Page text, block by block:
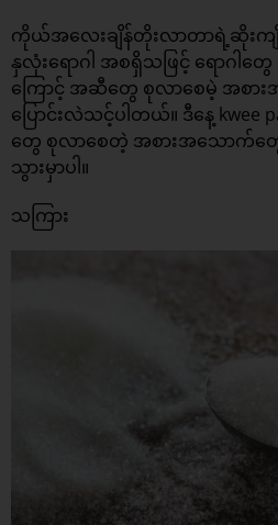
ကိုယ်အလေးချိန်တိုးလာတာရဲ့ဆိုးကျို
နှလုံးရောဂါ အစရှိသဖြင့် ရောဂါတွ
ကြောင့် အဆီတွေ စုလာစေမဲ့ အစာ
ပြောင်းလဲသင့်ပါတယ်။ ဒီနေ့
တွေ စုလာစေတဲ့ အစားအသောက်တွေအ
သွားမှာပါ။
သကြား